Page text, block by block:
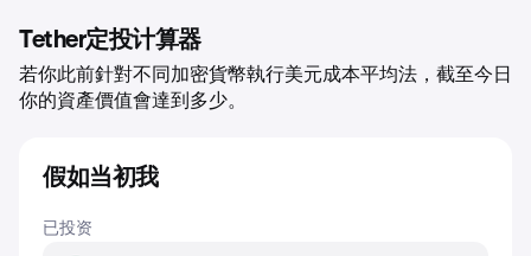
Tether定投计算器
若你此前針對不同加密貨幣執行美元成本平均法，截至今日
你的資產價值會達到多少。
假如当初我
已投资